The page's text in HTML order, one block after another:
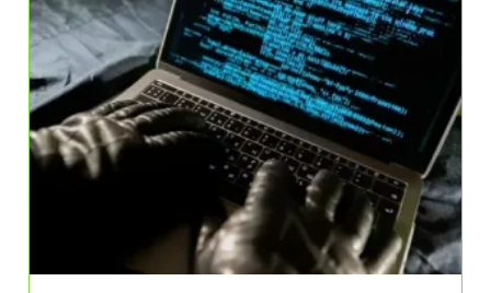
Кластері
Мен
Almaty
Superski
Жобаларын
Жүзеге
Асыру
Қарқынын
Жеделдетуді
Тапсырды